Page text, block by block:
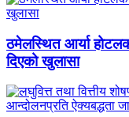
ठमेलस्थित आर्या
दिएको खुलासा